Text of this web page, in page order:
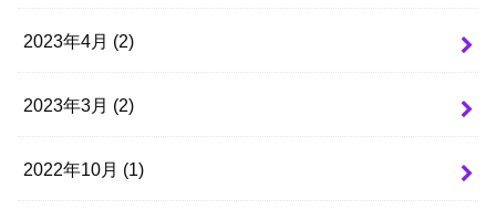
2023年4月 (2)
2023年3月 (2)
2022年10月 (1)